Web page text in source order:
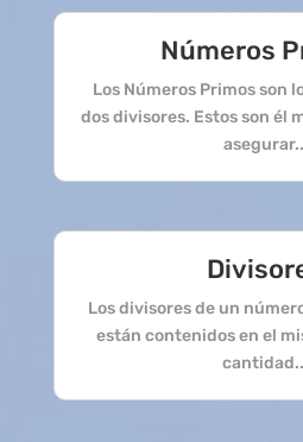
Números
Los Números Primos son
dos divisores. Estos son él
Los divisores de un
están contenidos en el